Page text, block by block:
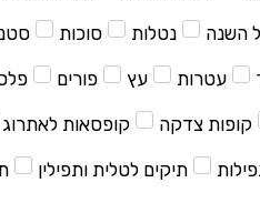
השנה נטלות סוכות
עטרות עץ פורים
קופות צדקה קופסאות לאתרוג
תיקים לטלית ותפילין